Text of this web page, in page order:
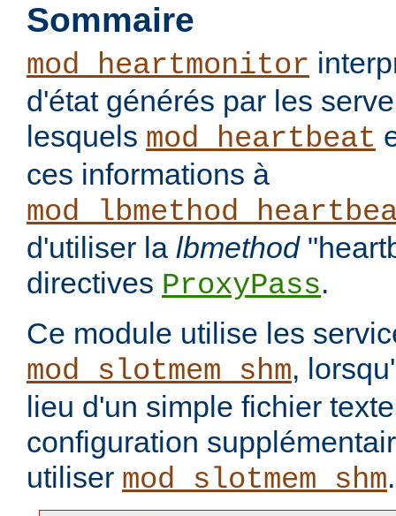
Sommaire
mod_heartmonitor
d'état générés par les
lesquels mod_heartbeat
ces informations à
d'utiliser la lbmethod
directives ProxyPass.
Ce module utilise les
mod_slotmem_shm,
lieu d'un simple fichier
configuration
utiliser mod_slotmem_shm.